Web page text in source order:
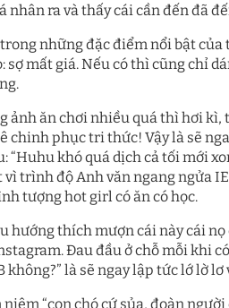
nhân ra và thấy cái cần đến đã
trong những đặc điểm nổi bật
sợ mất giá. Nếu có thì cũng chỉ
ảnh ăn chơi nhiều quá thì hơi
chinh phục tri thức! Vậy là sẽ
“Huhu khó quá dịch cả tối mới
vì trình độ Anh văn ngang ngửa
tượng hot girl có ăn có học.
hướng thích mượn cái này cái
Đau đầu ở chỗ mỗi khi
không?” là sẽ ngay lập tức lớ lờ
niệm “con chó cứ sủa, đoàn